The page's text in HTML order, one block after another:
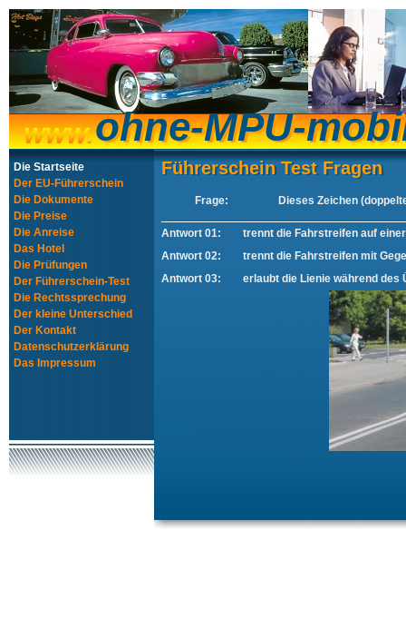
ohne-MPU-
ohne-MPU-
Die Startseite
Der EU-Führerschein
Die Dokumente
Die Preise
Die Anreise
Das Hotel
Die Prüfungen
Der Führerschein-Test
Die Rechtssprechung
Der kleine Unterschied
Der Kontakt
Datenschutzerklärung
Das Impressum
Führerschein Test Fragen
Führerschein Test Fragen
Frage: Dieses Zeichen
Antwort 01:
trennt die Fahrstreifen auf
Antwort 02:
trennt die Fahrstreifen mit
Antwort 03:
erlaubt die Lienie während